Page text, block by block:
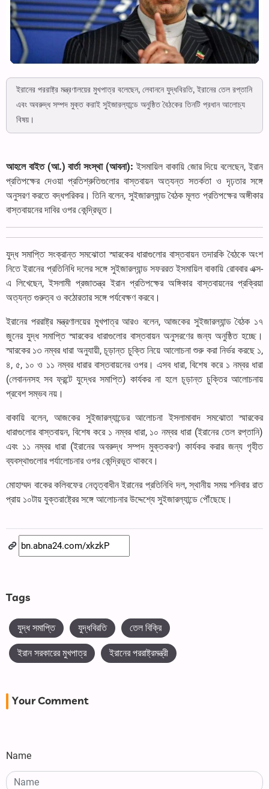
ইরানের পররাষ্ট্র মন্ত্রণালয়ের মুখপাত্র বলেছেন, লেবাননে যুদ্ধবিরতি, ইরানের তেল রপ্তানি
এবং অবরুদ্ধ সম্পদ মুক্ত করাই সুইজারল্যান্ডে অনুষ্ঠিত বৈঠকের তিনটি প্রধান আলোচ্য
বিষয়।
আহলে বাইত (আ.) বার্তা সংস্থা (আবনা):ইসমায়িল বাকায়ি জোর দিয়ে বলেছেন, ইরান
প্রতিপক্ষের দেওয়া প্রতিশ্রুতিগুলোর বাস্তবায়ন অত্যন্ত সতর্কতা ও দৃঢ়তার সঙ্গে
অনুসরণ করতে বদ্ধপরিকর। তিনি বলেন, সুইজারল্যান্ড বৈঠক মূলত প্রতিপক্ষের অঙ্গীকার
বাস্তবায়নের দাবির ওপর কেন্দ্রিভূত।
যুদ্ধ সমাপ্তি সংক্রান্ত সমঝোতা স্মারকের ধারাগুলোর বাস্তবায়ন তদারকি বৈঠকে অংশ
নিতে ইরানের প্রতিনিধি দলের সঙ্গে সুইজারল্যান্ড সফররত ইসমায়িল বাকায়ি রোববার এক্স-
এ লিখেছেন, ইসলামী প্রজাতন্ত্র ইরান প্রতিপক্ষের অঙ্গিকার বাস্তবায়নের প্রক্রিয়া
অত্যন্ত গুরুত্ব ও কঠোরতার সঙ্গে পর্যবেক্ষণ করবে।
ইরানের পররাষ্ট্র মন্ত্রণালয়ের মুখপাত্র আরও বলেন, আজকের সুইজারল্যান্ড বৈঠক ১৭
জুনের যুদ্ধ সমাপ্তি স্মারকের ধারাগুলোর বাস্তবায়ন অনুসরণের জন্য অনুষ্ঠিত হচ্ছে।
স্মারকের ১৩ নম্বর ধারা অনুযায়ী, চূড়ান্ত চুক্তি নিয়ে আলোচনা শুরু করা নির্ভর করছে ১,
৪, ৫, ১০ ও ১১ নম্বর ধারার বাস্তবায়নের ওপর। এসব ধারা, বিশেষ করে ১ নম্বর ধারা
(লেবাননসহ সব ফ্রন্টে যুদ্ধের সমাপ্তি) কার্যকর না হলে চূড়ান্ত চুক্তির আলোচনায়
প্রবেশ সম্ভব নয়।
বাকায়ি বলেন, আজকের সুইজারল্যান্ডের আলোচনা ইসলামাবাদ সমঝোতা স্মারকের
ধারাগুলোর বাস্তবায়ন, বিশেষ করে ১ নম্বর ধারা, ১০ নম্বর ধারা (ইরানের তেল রপ্তানি)
এবং ১১ নম্বর ধারা (ইরানের অবরুদ্ধ সম্পদ মুক্তকরণ) কার্যকর করার জন্য গৃহীত
ব্যবস্থাগুলোর পর্যালোচনার ওপর কেন্দ্রিভূত থাকবে।
মোহাম্মদ বাকের কলিবফের নেতৃত্বাধীন ইরানের প্রতিনিধি দল, স্থানীয় সময় শনিবার রাত
প্রায় ১০টায় যুক্তরাষ্ট্রের সঙ্গে আলোচনার উদ্দেশ্যে সুইজারল্যান্ডে পৌঁছেছে।
Tags
যুদ্ধ সমাপ্তি যুদ্ধবিরতি তেল বিক্রি
ইরান সরকারের মুখপাত্র ইরানের পররাষ্ট্রমন্ত্রী
Your Comment
Name